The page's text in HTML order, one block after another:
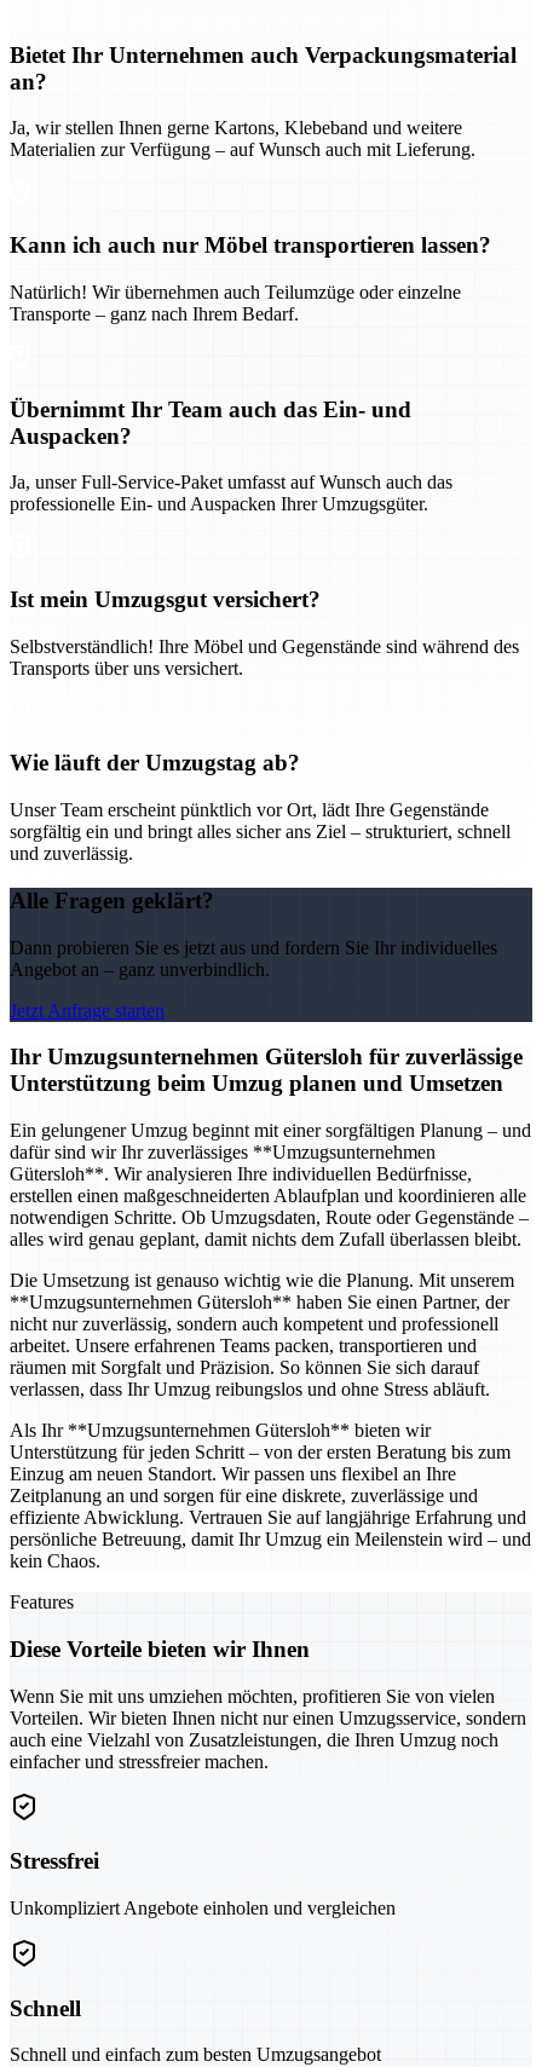
Bietet Ihr Unternehmen auch Verpackungsmaterial
an?
Ja, wir stellen Ihnen gerne Kartons, Klebeband und weitere
Materialien zur Verfügung – auf Wunsch auch mit Lieferung.
Kann ich auch nur Möbel transportieren lassen?
Natürlich! Wir übernehmen auch Teilumzüge oder einzelne
Transporte – ganz nach Ihrem Bedarf.
Übernimmt Ihr Team auch das Ein- und
Auspacken?
Ja, unser Full-Service-Paket umfasst auf Wunsch auch das
professionelle Ein- und Auspacken Ihrer Umzugsgüter.
Ist mein Umzugsgut versichert?
Selbstverständlich! Ihre Möbel und Gegenstände sind während des
Transports über uns versichert.
Wie läuft der Umzugstag ab?
Unser Team erscheint pünktlich vor Ort, lädt Ihre Gegenstände
sorgfältig ein und bringt alles sicher ans Ziel – strukturiert, schnell
und zuverlässig.
Alle Fragen geklärt?
Dann probieren Sie es jetzt aus und fordern Sie Ihr individuelles
Angebot an – ganz unverbindlich.
Jetzt Anfrage starten
Ihr Umzugsunternehmen Gütersloh für zuverlässige
Unterstützung beim Umzug planen und Umsetzen
Ein gelungener Umzug beginnt mit einer sorgfältigen Planung – und
dafür sind wir Ihr zuverlässiges **Umzugsunternehmen
Gütersloh**. Wir analysieren Ihre individuellen Bedürfnisse,
erstellen einen maßgeschneiderten Ablaufplan und koordinieren alle
notwendigen Schritte. Ob Umzugsdaten, Route oder Gegenstände –
alles wird genau geplant, damit nichts dem Zufall überlassen bleibt.
Die Umsetzung ist genauso wichtig wie die Planung. Mit unserem
**Umzugsunternehmen Gütersloh** haben Sie einen Partner, der
nicht nur zuverlässig, sondern auch kompetent und professionell
arbeitet. Unsere erfahrenen Teams packen, transportieren und
räumen mit Sorgfalt und Präzision. So können Sie sich darauf
verlassen, dass Ihr Umzug reibungslos und ohne Stress abläuft.
Als Ihr **Umzugsunternehmen Gütersloh** bieten wir
Unterstützung für jeden Schritt – von der ersten Beratung bis zum
Einzug am neuen Standort. Wir passen uns flexibel an Ihre
Zeitplanung an und sorgen für eine diskrete, zuverlässige und
effiziente Abwicklung. Vertrauen Sie auf langjährige Erfahrung und
persönliche Betreuung, damit Ihr Umzug ein Meilenstein wird – und
kein Chaos.
Features
Diese Vorteile bieten wir Ihnen
Wenn Sie mit uns umziehen möchten, profitieren Sie von vielen
Vorteilen. Wir bieten Ihnen nicht nur einen Umzugsservice, sondern
auch eine Vielzahl von Zusatzleistungen, die Ihren Umzug noch
einfacher und stressfreier machen.
Stressfrei
Unkompliziert Angebote einholen und vergleichen
Schnell
Schnell und einfach zum besten Umzugsangebot